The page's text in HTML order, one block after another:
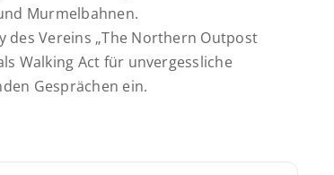
Murmelbahnen.
des Vereins „The Northern Outpost
Walking Act für unvergessliche
Gesprächen ein.